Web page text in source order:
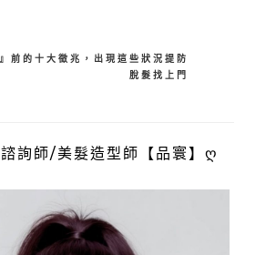
』前的十大徵兆，出現這些狀況提防
脫髮找上門
詢師/美髮造型師【品寰】ღ